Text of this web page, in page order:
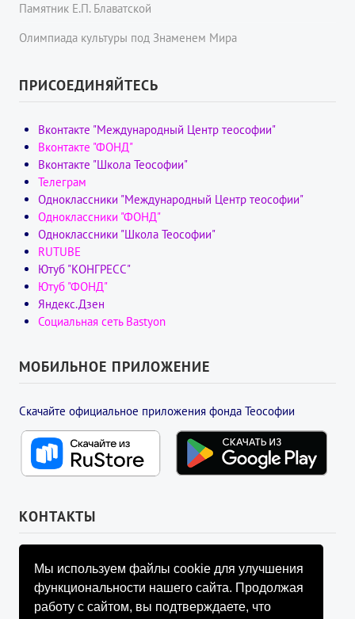
Мы используем файлы cookie для улучшения
функциональности нашего сайта. Продолжая
работу с сайтом, вы подтверждаете, что
Памятник Е.П. Блаватской
Олимпиада культуры под Знаменем Мира
ПРИСОЕДИНЯЙТЕСЬ
Вконтакте "Международный Центр теософии"
Вконтакте "ФОНД"
Вконтакте "Школа Теософии"
Телеграм
Одноклассники "Международный Центр теософии"
Одноклассники "ФОНД"
Одноклассники "Школа Теософии"
RUTUBE
Ютуб "КОНГРЕСС"
Ютуб "ФОНД"
Яндекс.Дзен
Социальная сеть Bastyon
МОБИЛЬНОЕ ПРИЛОЖЕНИЕ
Скачайте официальное приложения фонда Теософии
КОНТАКТЫ
УПРАВЛЯЮЩИЙ СОВЕТ ФОНДА
info@fondtheosophy.ru
+7 (926) 184-90-66
+7 (926) 910-92-77